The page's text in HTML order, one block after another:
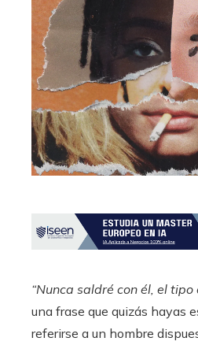
“Nunca saldré con él, el
una frase que quizás hayas
referirse a un hombre